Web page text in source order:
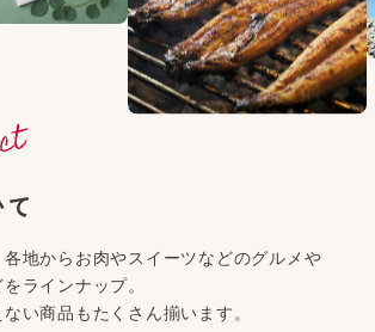
地からお肉やスイーツなどのグルメや
ラインナップ。
い商品もたくさん揃います。